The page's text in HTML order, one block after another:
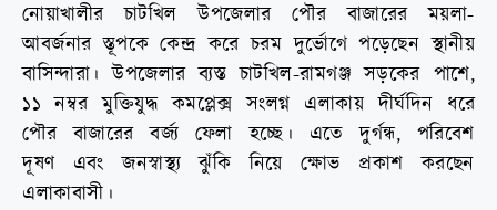
নোয়াখালীর চাটখিল উপজেলার পৌর বাজারের ময়লা-
আবর্জনার স্তূপকে কেন্দ্র করে চরম দুর্ভোগে পড়েছেন স্থানীয়
বাসিন্দারা। উপজেলার ব্যস্ত চাটখিল-রামগঞ্জ সড়কের পাশে,
১১ নম্বর মুক্তিযুদ্ধ কমপ্লেক্স সংলগ্ন এলাকায় দীর্ঘদিন ধরে
পৌর বাজারের বর্জ্য ফেলা হচ্ছে। এতে দুর্গন্ধ, পরিবেশ
দূষণ এবং জনস্বাস্থ্য ঝুঁকি নিয়ে ক্ষোভ প্রকাশ করছেন
এলাকাবাসী।